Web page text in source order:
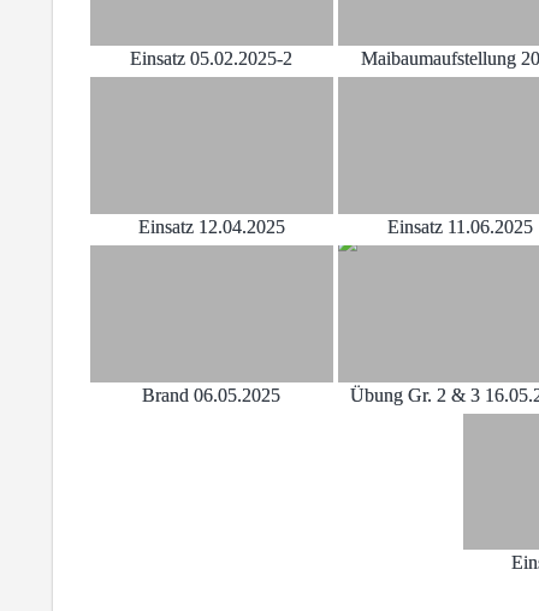
Einsatz 05.02.2025-2 Maibaumaufstellung
Einsatz 12.04.2025 Einsatz 11.06.2025
Brand 06.05.2025 Übung Gr. 2 & 3